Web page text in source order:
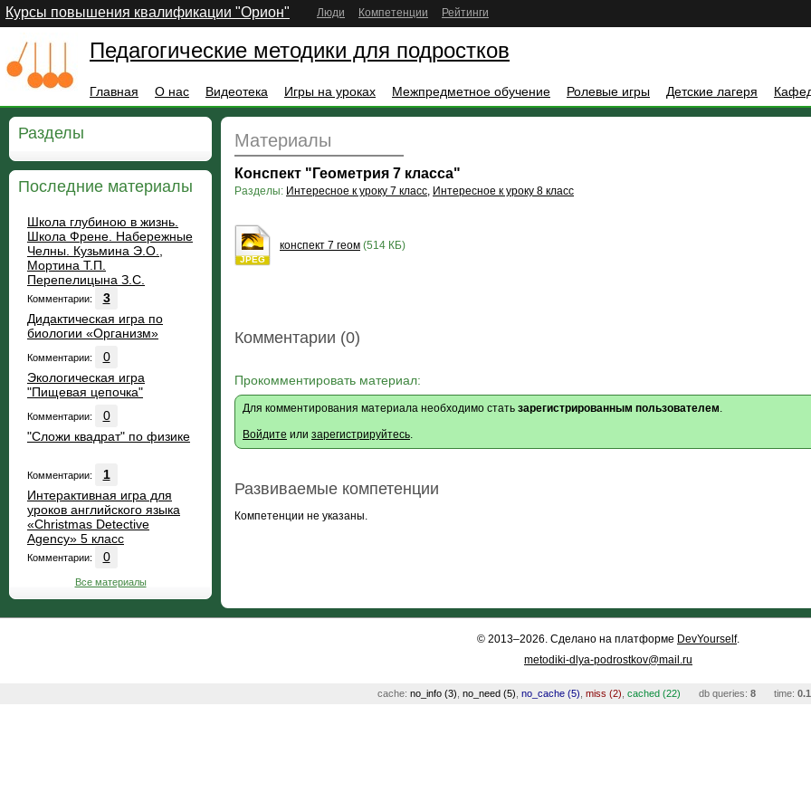
Курсы повышения квалификации "Орион" Люди Компетенции Рейтинги
Педагогические методики для подростков
Главная О нас Видеотека Игры на уроках Межпредметное обучение Ролевые игры Детские лагеря
Разделы
Последние материалы
Школа глубиною в жизнь.
Школа Френе. Набережные
Челны. Кузьмина Э.О.,
Мортина Т.П.
Перепелицына З.С.
Комментарии:
3
Дидактическая игра по
биологии «Организм»
Комментарии:
0
Экологическая игра
"Пищевая цепочка"
Комментарии:
0
"Сложи квадрат" по физике
Комментарии:
1
Интерактивная игра для
уроков английского языка
«Christmas Detective
Agency» 5 класс
Комментарии: 0
Все материалы
Материалы
Конспект "Геометрия 7 класса"
Разделы: Интересное к уроку 7 класс, Интересное к уроку 8 класс
JPEG
конспект 7 геом (514 КБ)
Комментарии (0)
Прокомментировать материал:
Для комментирования материала необходимо стать зарегистрированным пользователем.
Войдите или зарегистрируйтесь.
Развиваемые компетенции
Компетенции не указаны.
© 2013–2026. Сделано на платформе DevYourself.
metodiki-dlya-podrostkov@mail.ru
cache: no_info (3) no_need (5) no_cache (5) miss (2) cached (22) db queries: 8 time: